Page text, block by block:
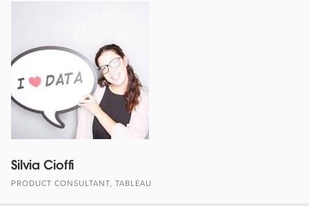
Silvia Cioffi
PRODUCT CONSULTANT, TABLEAU